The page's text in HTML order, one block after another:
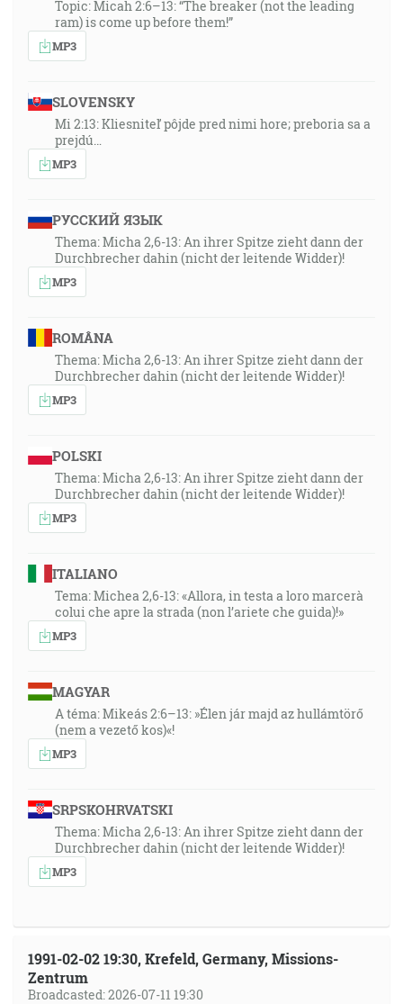
Topic: Micah 2:6–13: “The breaker (not the leading
ram) is come up before them!”
MP3
SLOVENSKY
Mi 2:13: Kliesniteľ pôjde pred nimi hore; preboria sa a
prejdú…
MP3
РУССКИЙ ЯЗЫК
Thema: Micha 2,6-13: An ihrer Spitze zieht dann der
Durchbrecher dahin (nicht der leitende Widder)!
MP3
ROMÂNA
Thema: Micha 2,6-13: An ihrer Spitze zieht dann der
Durchbrecher dahin (nicht der leitende Widder)!
MP3
POLSKI
Thema: Micha 2,6-13: An ihrer Spitze zieht dann der
Durchbrecher dahin (nicht der leitende Widder)!
MP3
ITALIANO
Tema: Michea 2,6-13: «Allora, in testa a loro marcerà
colui che apre la strada (non l’ariete che guida)!»
MP3
MAGYAR
A téma: Mikeás 2:6–13: »Élen jár majd az hullámtörő
(nem a vezető kos)«!
MP3
SRPSKOHRVATSKI
Thema: Micha 2,6-13: An ihrer Spitze zieht dann der
Durchbrecher dahin (nicht der leitende Widder)!
MP3
1991-02-02 19:30, Krefeld, Germany, Missions-
Zentrum
Broadcasted: 2026-07-11 19:30